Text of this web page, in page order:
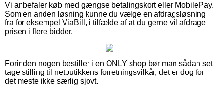
Vi anbefaler køb med gængse betalingskort eller MobilePay.
Som en anden løsning kunne du vælge en afdragsløsning
fra for eksempel ViaBill, i tilfælde af at du gerne vil afdrage
prisen i flere bidder.
Forinden nogen bestiller i en ONLY shop bør man sådan set
tage stilling til netbutikkens forretningsvilkår, det er dog for
det meste ikke særlig sjovt.